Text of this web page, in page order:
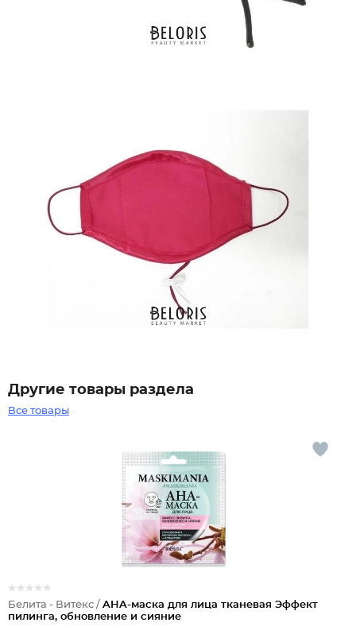
Другие товары раздела
Все товары
Белита - Витекс / AHA-маска для лица тканевая Эффект
пилинга, обновление и сияние